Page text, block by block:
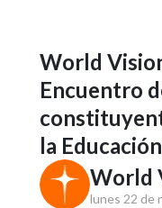
World
Encuentro
la
World
lunes 22 de